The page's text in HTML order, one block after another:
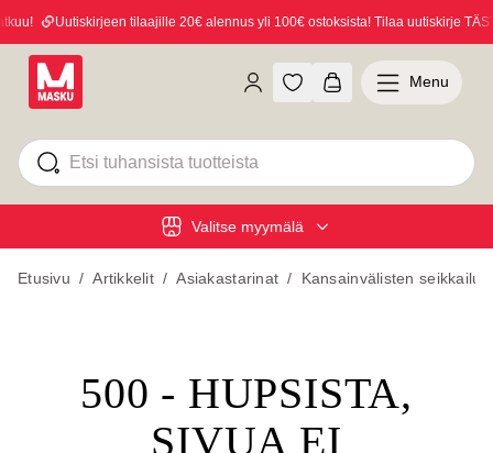
Uutiskirjeen tilaajille 20€ alennus yli 100€ ostoksista! Tilaa uutiskirje
Valitse myymälä
Menu
Etusivu / Artikkelit / Asiakastarinat / Kansainvälisten
500 - HUPSISTA,
SIVUA EI